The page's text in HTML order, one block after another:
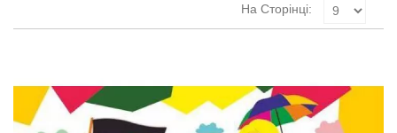
На Сторінці: